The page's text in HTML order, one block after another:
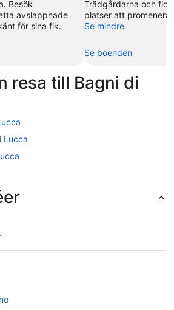
Besök
avslappnade
för sina fik.
Trädgårdarna och
platser att promenera
Se mindre
Se boenden
resa till Bagni di
Lucca